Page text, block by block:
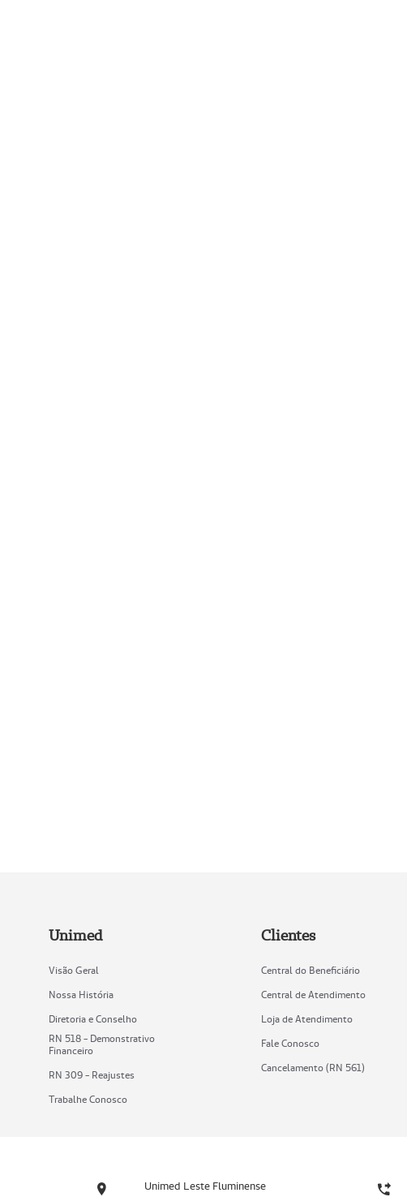
Unimed
Visão Geral
Nossa História
Diretoria e Conselho
RN 518 - Demonstrativo
Financeiro
RN 309 - Reajustes
Trabalhe Conosco
Clientes
Central do Beneficiário
Central de Atendimento
Loja de Atendimento
Fale Conosco
Cancelamento (RN 561)
Unimed Leste Fluminense